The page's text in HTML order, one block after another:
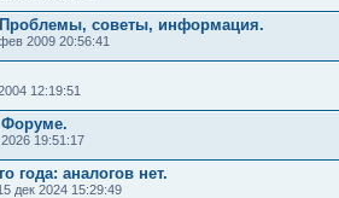
Проблемы, советы, информация.
2009 20:56:41
12:19:51
Форуме.
19:51:17
года: аналогов нет.
дек 2024 15:29:49